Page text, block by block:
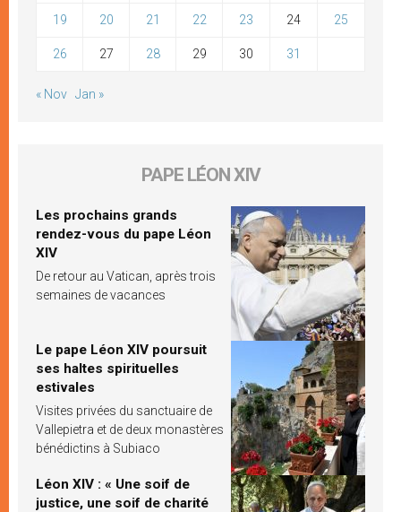
19 20 21 22 23 24 25
26 27 28 29 30 31
« Nov Jan »
PAPE LÉON XIV
Les prochains grands
rendez-vous du pape Léon
XIV
De retour au Vatican, après trois
semaines de vacances
Le pape Léon XIV poursuit
ses haltes spirituelles
estivales
Visites privées du sanctuaire de
Vallepietra et de deux monastères
bénédictins à Subiaco
Léon XIV : « Une soif de
justice, une soif de charité